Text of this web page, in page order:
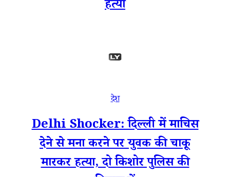
हत्या
देश
Delhi Shocker: दिल्ली में माचिस
देने से मना करने पर युवक की चाकू
मारकर हत्या, दो किशोर पुलिस की